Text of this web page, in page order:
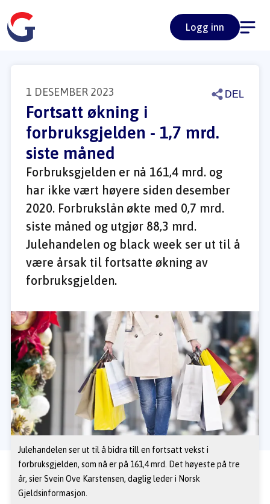
Logg inn
1 DESEMBER 2023 DEL
Fortsatt økning i
forbruksgjelden - 1,7 mrd.
siste måned
Forbruksgjelden er nå 161,4 mrd. og
har ikke vært høyere siden desember
2020. Forbrukslån økte med 0,7 mrd.
siste måned og utgjør 88,3 mrd.
Julehandelen og black week ser ut til å
være årsak til fortsatte økning av
forbruksgjelden.
Julehandelen ser ut til å bidra till en fortsatt vekst i
forbruksgjelden, som nå er på 161,4 mrd. Det høyeste på tre
år, sier Svein Ove Karstensen, daglig leder i Norsk
Gjeldsinformasjon.